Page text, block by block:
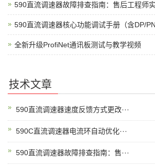
590直流调速器故障排查指南：售后工程师
590直流调速器核心功能调试手册（含DP/PN
全新升级ProfiNet通讯板测试与教学视频
技术文章
590直流调速器速度反馈方式更改···
590C直流调速器电流环自动优化···
590直流调速器故障排查指南：售···